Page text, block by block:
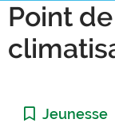
Point
Catégorie :
Jeunesse